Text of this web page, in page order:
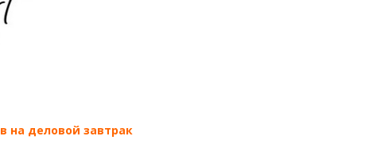
на деловой завтрак